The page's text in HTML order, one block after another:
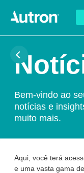
Bem-vindo ao
notícias e
muito mais.
Aqui, você terá
e uma vasta gama